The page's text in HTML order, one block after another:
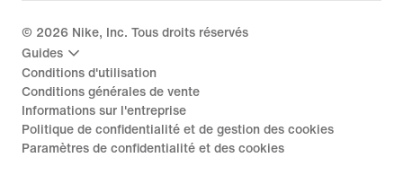
© 2026 Nike, Inc. Tous droits réservés
Guides
Conditions d'utilisation
Conditions générales de vente
Informations sur l'entreprise
Politique de confidentialité et de gestion des cookies
Paramètres de confidentialité et des cookies